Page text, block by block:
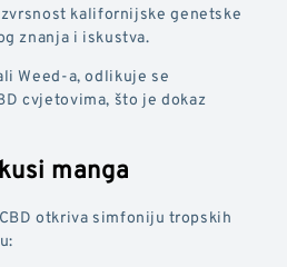
kalifornijske genetske
znanja i iskustva.
Weed-a, odlikuje se
cvjetovima, što je dokaz
manga
otkriva simfoniju tropskih